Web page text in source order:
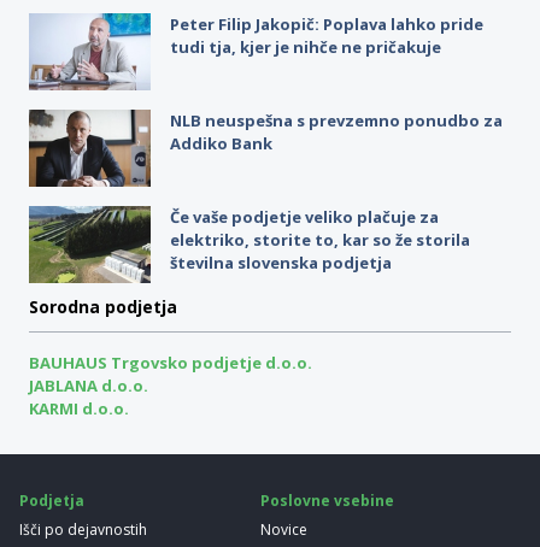
Peter Filip Jakopič: Poplava lahko pride
tudi tja, kjer je nihče ne pričakuje
NLB neuspešna s prevzemno ponudbo za
Addiko Bank
Če vaše podjetje veliko plačuje za
elektriko, storite to, kar so že storila
številna slovenska podjetja
Sorodna podjetja
BAUHAUS Trgovsko podjetje d.o.o.
JABLANA d.o.o.
KARMI d.o.o.
Podjetja
Išči po dejavnostih
Poslovne vsebine
Novice